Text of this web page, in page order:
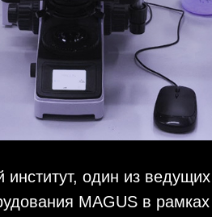
институт, один из
MAGUS в рамках